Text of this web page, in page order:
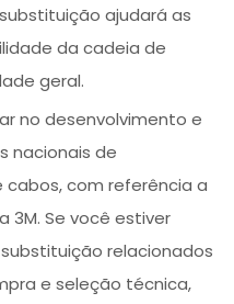
ajudará as
da cadeia de
geral.
no desenvolvimento e
nacionais de
com referência a
3M. Se você estiver
relacionados
e seleção técnica,